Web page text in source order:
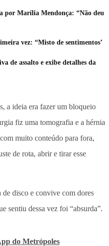
por Marília Mendonça: “Não deu
vez: “Misto de sentimentos’
de assalto e exibe detalhes da
a ideia era fazer um bloqueio
fiz uma tomografia e a hérnia
muito conteúdo para fora,
de rota, abrir e tirar esse
disco e convive com dores
sentiu dessa vez foi “absurda”.
do Metrópoles